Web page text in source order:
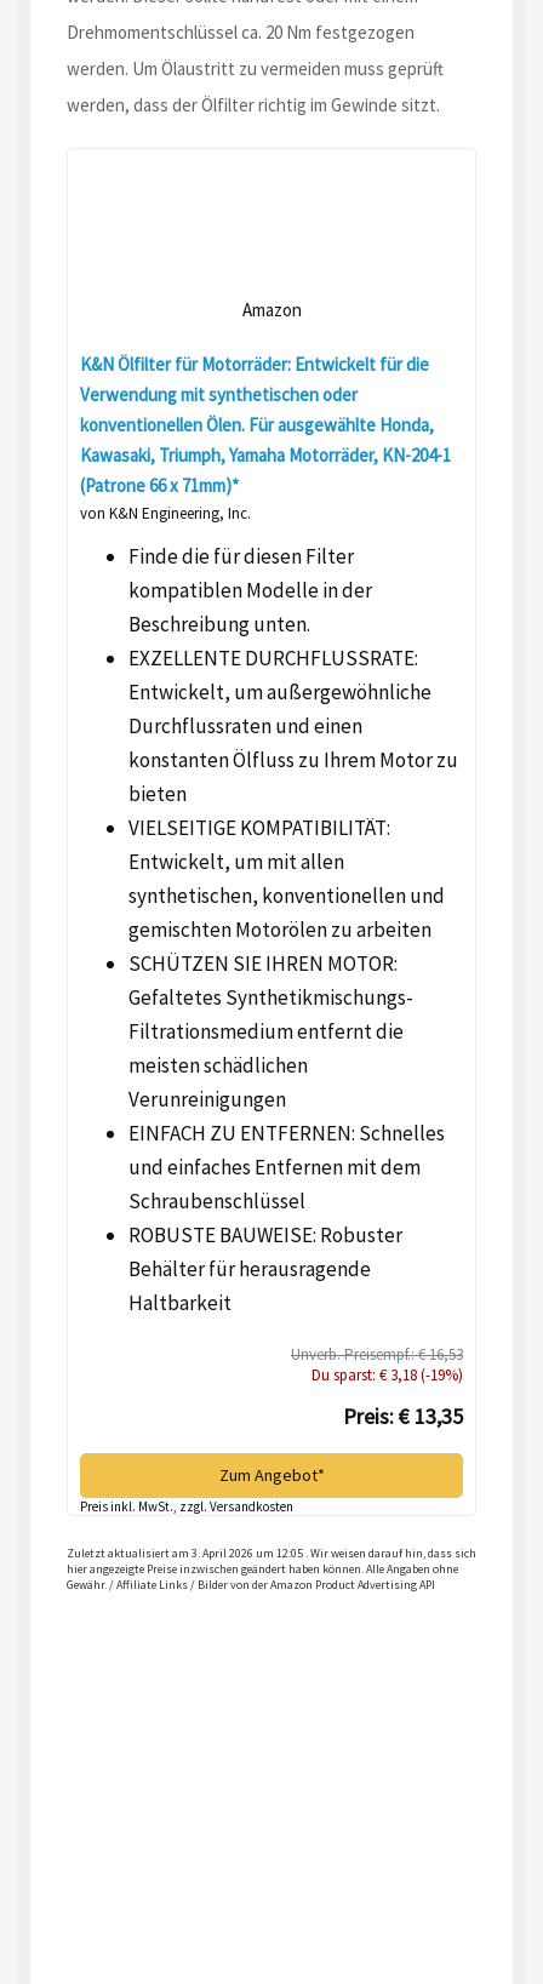
Drehmomentschlüssel ca. 20 Nm festgezogen
werden. Um Ölaustritt zu vermeiden muss geprüft
werden, dass der Ölfilter richtig im Gewinde sitzt.
Amazon
K&N Ölfilter für Motorräder: Entwickelt für die
Verwendung mit synthetischen oder
konventionellen Ölen. Für ausgewählte Honda,
Kawasaki, Triumph, Yamaha Motorräder, KN-204-1
(Patrone 66 x 71mm)*
von K&N Engineering, Inc.
Finde die für diesen Filter
kompatiblen Modelle in der
Beschreibung unten.
EXZELLENTE DURCHFLUSSRATE:
Entwickelt, um außergewöhnliche
Durchflussraten und einen
konstanten Ölfluss zu Ihrem Motor zu
bieten
VIELSEITIGE KOMPATIBILITÄT:
Entwickelt, um mit allen
synthetischen, konventionellen und
gemischten Motorölen zu arbeiten
SCHÜTZEN SIE IHREN MOTOR:
Gefaltetes Synthetikmischungs-
Filtrationsmedium entfernt die
meisten schädlichen
Verunreinigungen
EINFACH ZU ENTFERNEN: Schnelles
und einfaches Entfernen mit dem
Schraubenschlüssel
ROBUSTE BAUWEISE: Robuster
Behälter für herausragende
Haltbarkeit
Unverb. Preisempf.: € 16,53
Du sparst: € 3,18 (-19%)
Preis: € 13,35
Zum Angebot*
Preis inkl. MwSt., zzgl. Versandkosten
Zuletzt aktualisiert am 3. April 2026 um 12:05 . Wir weisen darauf hin, dass sich
hier angezeigte Preise inzwischen geändert haben können. Alle Angaben ohne
Gewähr. / Affiliate Links / Bilder von der Amazon Product Advertising API